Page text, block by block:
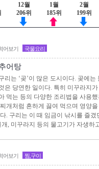
12월
206위
1월
185위
2월
199위
어보기 국물요리
어탕
리는 ‘곶’이 많은 도시이다. 곶에
은 당연한 일이다. 특히 미꾸라지
먹는 등의 다양한 조리법을 사용
개처럼 흔하게 끓여 먹으며 영양
. 구리는 이 때 임금이 낚시를 즐
, 미꾸라지 등의 물고기가 자생하
어보기 찜,구이